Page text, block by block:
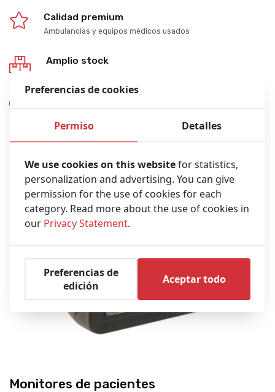
Calidad premium
Ambulancias y equipos médicos usados
Amplio stock
Monitores de pacientes
Preferencias de cookies
Permiso Detalles
We use cookies on this websitefor statistics,
personalization and advertising. You can give
permission for the use of cookies for each
category. Read more about the use of cookies in
our Privacy Statement.
Preferencias de
edición
Aceptar todo